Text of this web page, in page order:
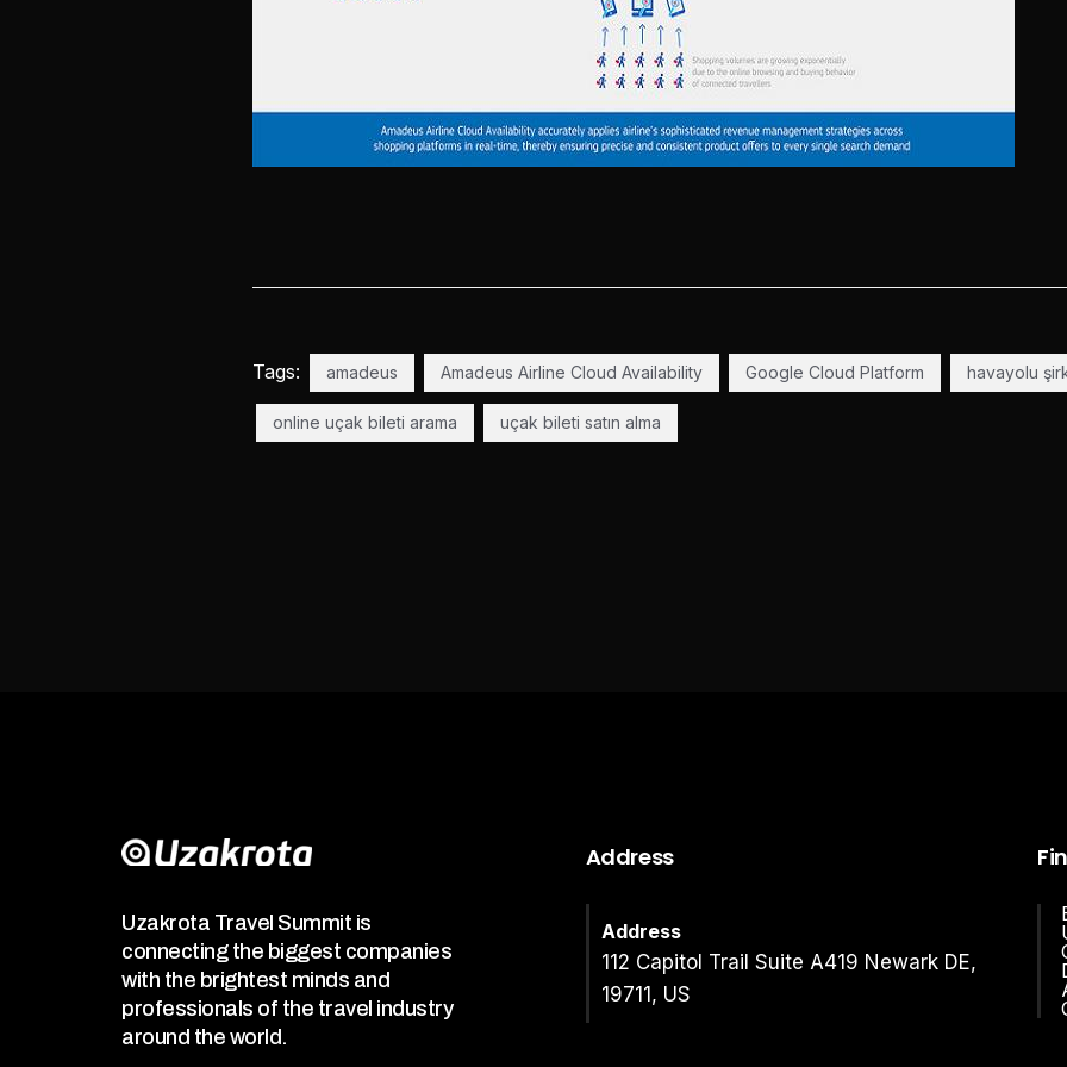
Tags: amadeus Amadeus Airline Cloud Availability Google Cloud Platform havayolu
online uçak bileti arama uçak bileti satın alma
Uzakrota Travel Summit is
connecting the biggest companies
with the brightest minds and
professionals of the travel industry
around the world.
Address
Address
112 Capitol Trail Suite A419 Newark DE,
19711, US